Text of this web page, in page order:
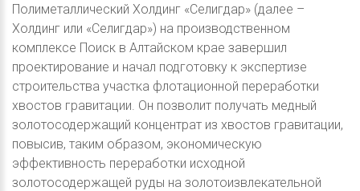
Полиметаллический Холдинг «Селигдар» (далее –
Холдинг или «Селигдар») на производственном
комплексе Поиск в Алтайском крае завершил
проектирование и начал подготовку к экспертизе
строительства участка флотационной переработки
хвостов гравитации. Он позволит получать медный
золотосодержащий концентрат из хвостов гравитации,
повысив, таким образом, экономическую
эффективность переработки исходной
золотосодержащей руды на золотоизвлекательной